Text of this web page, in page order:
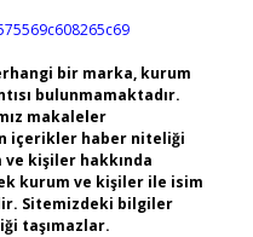
bir marka, kurum
bulunmamaktadır.
makaleler
içerikler haber niteliği
kişiler hakkında
kurum ve kişiler ile isim
Sitemizdeki bilgiler
taşımazlar.